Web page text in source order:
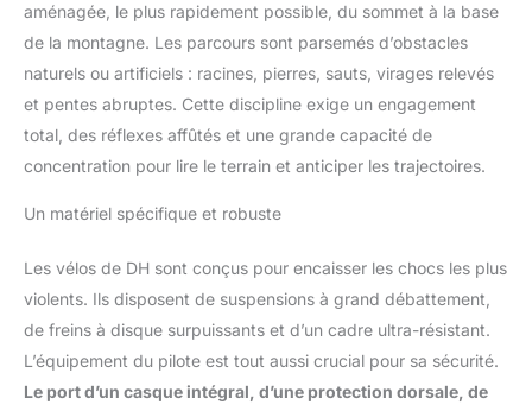
aménagée, le plus rapidement possible, du sommet à la base
de la montagne. Les parcours sont parsemés d’obstacles
naturels ou artificiels : racines, pierres, sauts, virages relevés
et pentes abruptes. Cette discipline exige un engagement
total, des réflexes affûtés et une grande capacité de
concentration pour lire le terrain et anticiper les trajectoires.
Un matériel spécifique et robuste
Les vélos de DH sont conçus pour encaisser les chocs les plus
violents. Ils disposent de suspensions à grand débattement,
de freins à disque surpuissants et d’un cadre ultra-résistant.
L’équipement du pilote est tout aussi crucial pour sa sécurité.
Le port d’un casque intégral, d’une protection dorsale, de